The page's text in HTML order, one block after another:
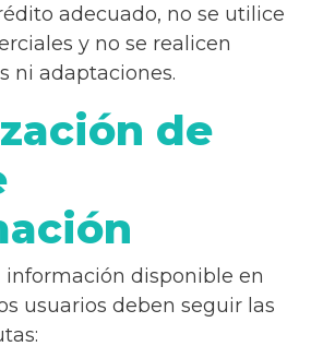
adecuado, no se utilice
y no se realicen
ni adaptaciones.
de
información disponible en
usuarios deben seguir las